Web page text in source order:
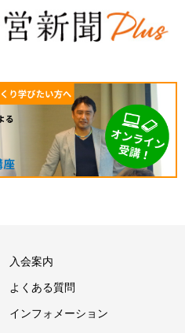
入会案内
よくある質問
インフォメーション